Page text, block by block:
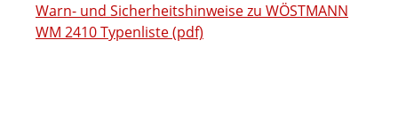
Warn- und Sicherheitshinweise zu WÖSTMANN
WM 2410 Typenliste (pdf)